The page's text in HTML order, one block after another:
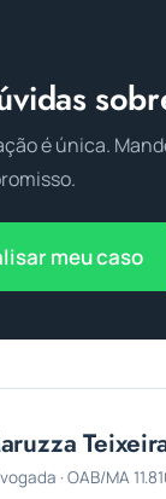
é única.
meu caso
· OAB/MA